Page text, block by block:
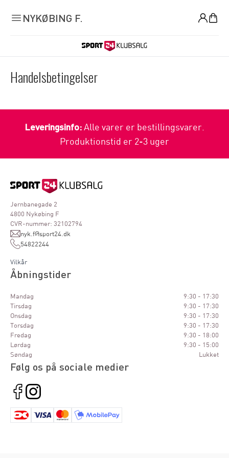
NYKØBING F.
Handelsbetingelser
Leveringsinfo:Alle varer er bestillingsvarer.
Produktionstid er 2-3 uger
Jernbanegade 2
4800 Nykøbing F
CVR-nummer: 32102794
nyk.f@sport24.dk
54822244
Vilkår
Åbningstider
Mandag
9:30 - 17:30
Tirsdag
9:30 - 17:30
Onsdag
9:30 - 17:30
Torsdag
9:30 - 17:30
Fredag
9:30 - 18:00
Lørdag
9:30 - 15:00
Søndag
Lukket
Følg os på sociale medier